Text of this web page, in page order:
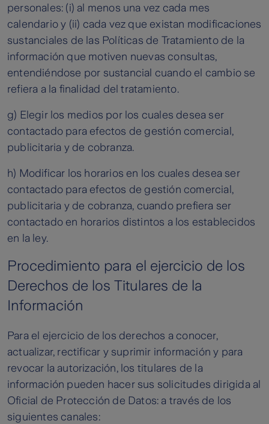
personales: (i) al menos una vez cada mes
calendario y (ii) cada vez que existan modificaciones
sustanciales de las Políticas de Tratamiento de la
información que motiven nuevas consultas,
entendiéndose por sustancial cuando el cambio se
refiera a la finalidad del tratamiento.
g) Elegir los medios por los cuales desea ser
contactado para efectos de gestión comercial,
publicitaria y de cobranza.
h) Modificar los horarios en los cuales desea ser
contactado para efectos de gestión comercial,
publicitaria y de cobranza, cuando prefiera ser
contactado en horarios distintos a los establecidos
en la ley.
Procedimiento para el ejercicio de los
Derechos de los Titulares de la
Información
Para el ejercicio de los derechos a conocer,
actualizar, rectificar y suprimir información y para
revocar la autorización, los titulares de la
información pueden hacer sus solicitudes dirigida al
Oficial de Protección de Datos: a través de los
siguientes canales: